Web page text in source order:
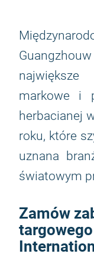
markowe i
herbacianej
roku, które
uznana
światowym
Zamów